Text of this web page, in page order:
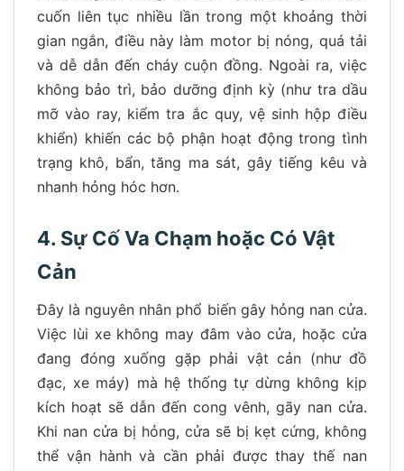
cuốn liên tục nhiều lần trong một khoảng thời
gian ngắn, điều này làm motor bị nóng, quá tải
và dễ dẫn đến cháy cuộn đồng. Ngoài ra, việc
không bảo trì, bảo dưỡng định kỳ (như tra dầu
mỡ vào ray, kiểm tra ắc quy, vệ sinh hộp điều
khiển) khiến các bộ phận hoạt động trong tình
trạng khô, bẩn, tăng ma sát, gây tiếng kêu và
nhanh hỏng hóc hơn.
4. Sự Cố Va Chạm hoặc Có Vật
Cản
Đây là nguyên nhân phổ biến gây hỏng nan cửa.
Việc lùi xe không may đâm vào cửa, hoặc cửa
đang đóng xuống gặp phải vật cản (như đồ
đạc, xe máy) mà hệ thống tự dừng không kịp
kích hoạt sẽ dẫn đến cong vênh, gãy nan cửa.
Khi nan cửa bị hỏng, cửa sẽ bị kẹt cứng, không
thể vận hành và cần phải được thay thế nan